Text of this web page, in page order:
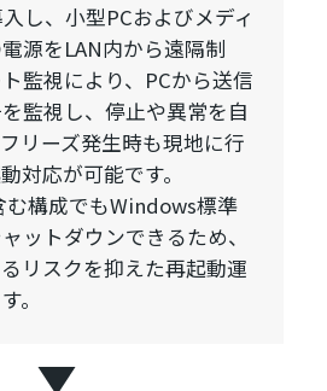
し、小型PCおよびメディ
源をLAN内から遠隔制
監視により、PCから送信
監視し、停止や異常を自
リーズ発生時も現地に行
対応が可能です。
む構成でもWindows標準
ットダウンできるため、
リスクを抑えた再起動運
。